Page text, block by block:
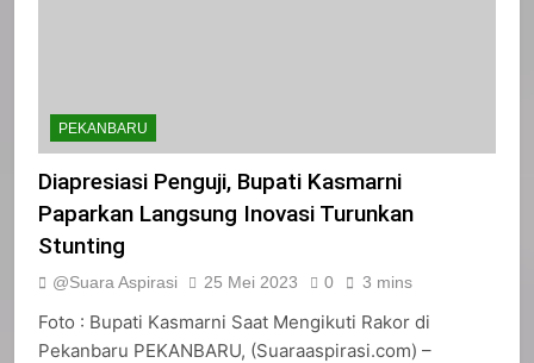
PEKANBARU
Diapresiasi Penguji, Bupati Kasmarni
Paparkan Langsung Inovasi Turunkan
Stunting
@Suara Aspirasi 25 Mei 2023 0 3 mins
Foto : Bupati Kasmarni Saat Mengikuti Rakor di
Pekanbaru PEKANBARU, (Suaraaspirasi.com) –